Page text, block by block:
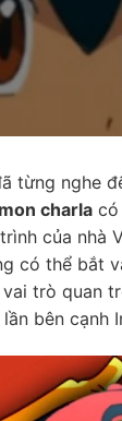
từng nghe
charla có
của nhà
có thể bắt
trò quan
lần bên cạnh